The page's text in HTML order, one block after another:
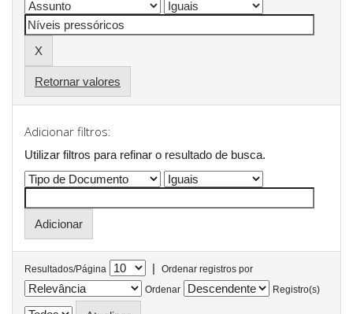
Retornar valores
Adicionar filtros:
Utilizar filtros para refinar o resultado de busca.
Resultados/Página |
Ordenar registros por
Ordenar
Registro(s)